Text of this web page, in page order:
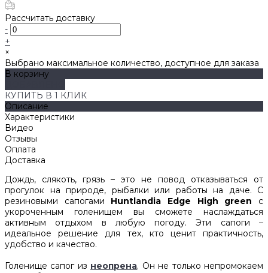
Рассчитать доставку
-
+
×
Выбрано максимальное количество, доступное для заказа
В корзину
КУПИТЬ В 1 КЛИК
Описание
Характеристики
Видео
Отзывы
Оплата
Доставка
Дождь, слякоть, грязь – это не повод отказываться от
прогулок на природе, рыбалки или работы на даче. С
резиновыми сапогами Huntlandia Edge High green с
укороченным голенищем вы сможете наслаждаться
активным отдыхом в любую погоду. Эти сапоги –
идеальное решение для тех, кто ценит практичность,
удобство и качество.
Голенище сапог из неопрена. Он не только непромокаем